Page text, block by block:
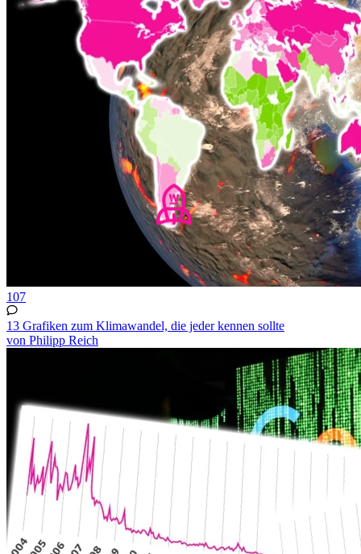
107
13 Grafiken zum Klimawandel, die jeder kennen sollte
von Philipp Reich